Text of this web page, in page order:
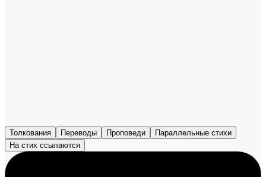
Толкования Переводы Проповеди
Параллельные стихи
На стих ссылаются